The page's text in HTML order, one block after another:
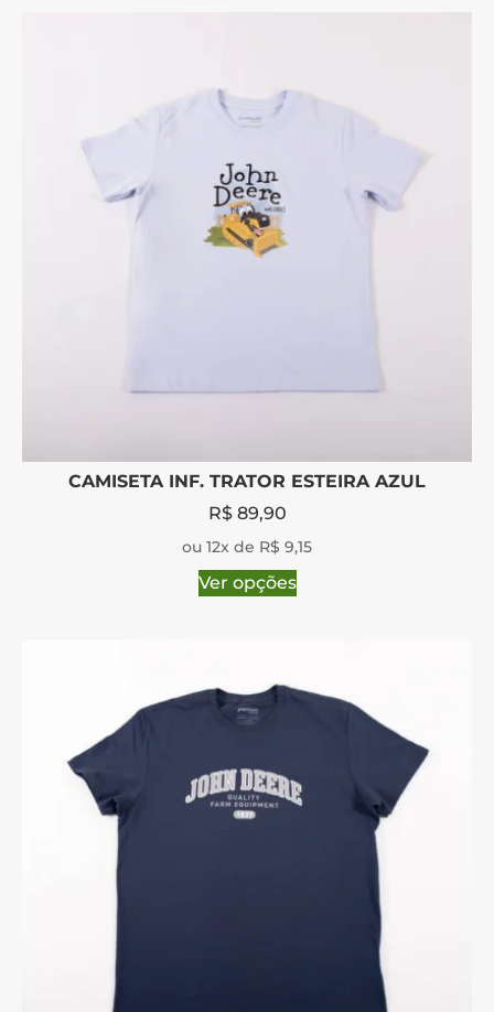
CAMISETA INF. TRATOR ESTEIRA AZUL
R$89,90
ou 12x de R$ 9,15
Ver opções